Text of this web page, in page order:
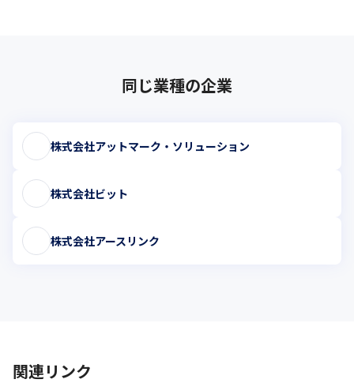
同じ業種の企業
株式会社アットマーク・ソリューション
株式会社ビット
株式会社アースリンク
関連リンク